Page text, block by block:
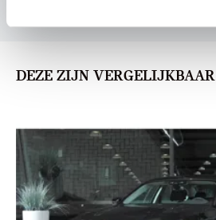
DEZE ZIJN VERGELIJKBAAR